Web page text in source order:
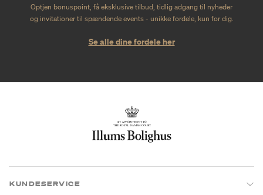
Optjen bonuspoint, få eksklusive tilbud, tidlig adgang til nyheder
og invitationer til spændende events - unikke fordele, kun for dig.
Se alle dine fordele her
KUNDESERVICE